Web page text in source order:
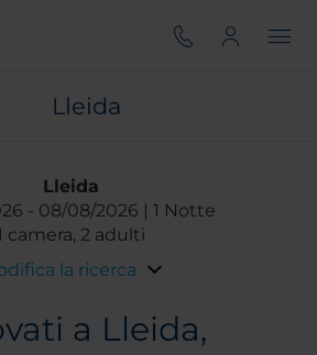
Lleida
Lleida
08/08/2026
1 Notte
camera, 2 adulti
la ricerca
a Lleida,